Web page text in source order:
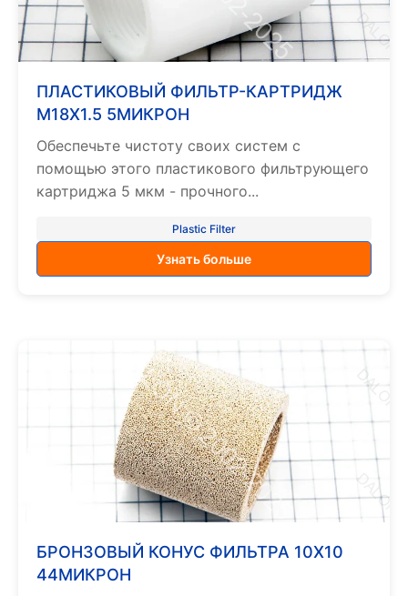
ПЛАСТИКОВЫЙ ФИЛЬТР-КАРТРИДЖ
M18X1.5 5МИКРОН
Обеспечьте чистоту своих систем с
помощью этого пластикового фильтрующего
картриджа 5 мкм - прочного...
Plastic Filter
Узнать больше
БРОНЗОВЫЙ КОНУС ФИЛЬТРА 10X10
44МИКРОН